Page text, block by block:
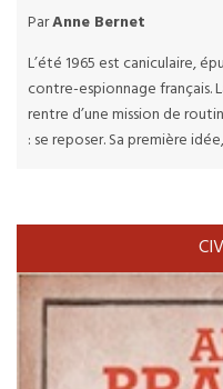
ParAnne Bernet
L’été 1965 est caniculaire,
contre-espionnage français.
rentre d’une mission de
: se reposer. Sa première